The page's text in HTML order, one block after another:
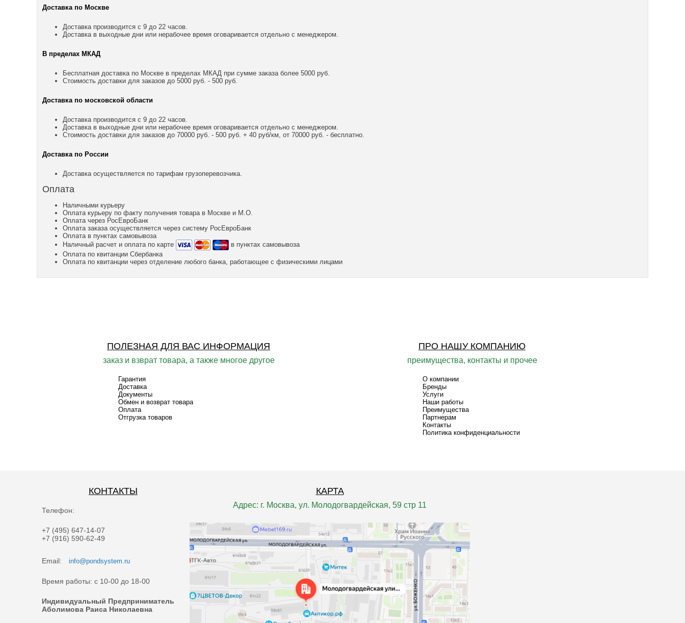
Доставка по Москве
Доставка производится с 9 до 22 часов.
Доставка в выходные дни или нерабочее время оговаривается отдельно с менеджером.
В пределах МКАД
Бесплатная доставка по Москве в пределах МКАД при сумме заказа более 5000 руб.
Стоимость доставки для заказов до 5000 руб. - 500 руб.
Доставка по московской области
Доставка производится с 9 до 22 часов.
Доставка в выходные дни или нерабочее время оговаривается отдельно с менеджером.
Стоимость доставки для заказов до 70000 руб. - 500 руб. + 40 руб/км, от 70000 руб. - бесплатно.
Доставка по России
Доставка осуществляется по тарифам грузоперевозчика.
Оплата
Наличными курьеру
Оплата курьеру по факту получения товара в Москве и М.О.
Оплата через РосЕвроБанк
Оплата заказа осуществляется через систему РосЕвроБанк
Оплата в пунктах самовывоза
Наличный расчет и оплата по карте
в пунктах самовывоза
Оплата по квитанции Сбербанка
Оплата по квитанции через отделение любого банка, работающее с физическими лицами
ПРО НАШУ КОМПАНИЮ
преимущества, контакты и прочее
О компании
Бренды
Услуги
Наши работы
Преимущества
Партнерам
Контакты
Политика конфиденциальности
ПОЛЕЗНАЯ ДЛЯ ВАС ИНФОРМАЦИЯ
заказ и взврат товара, а также многое другое
Гарантия
Доставка
Документы
Обмен и возврат товара
Оплата
Отгрузка товаров
КОНТАКТЫ
Телефон:
+7 (495) 647-14-07
+7 (916) 590-62-49
Email: info@pondsystem.ru
Время работы: с 10-00 до 18-00
Индивидуальный Предприниматель
Аболимова Раиса Николаевна
КАРТА
Адрес: г. Москва, ул. Молодогвардейская, 59 стр 11